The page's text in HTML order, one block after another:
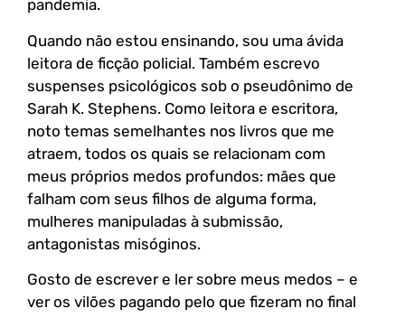
pandemia.
Quando não estou ensinando, sou uma ávida
leitora de ficção policial. Também escrevo
suspenses psicológicos sob o pseudônimo de
Sarah K. Stephens. Como leitora e escritora,
noto temas semelhantes nos livros que me
atraem, todos os quais se relacionam com
meus próprios medos profundos: mães que
falham com seus filhos de alguma forma,
mulheres manipuladas à submissão,
antagonistas misóginos.
Gosto de escrever e ler sobre meus medos – e
ver os vilões pagando pelo que fizeram no final